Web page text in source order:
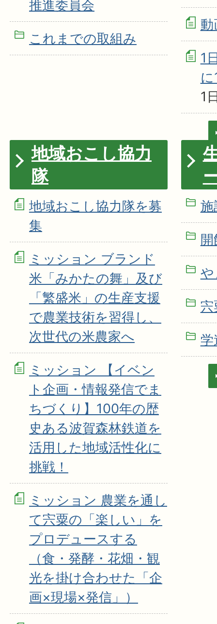
推進委員会
これまでの取組み
1
1
地域おこし協力
隊
地域おこし協力隊を募
集
ミッション ブランド
米「みかたの舞」及び
「繁盛米」の生産支援
で農業技術を習得し、
次世代の米農家へ
ミッション 【イベン
ト企画・情報発信でま
ちづくり】100年の歴
史ある波賀森林鉄道を
活用した地域活性化に
挑戦！
ミッション 農業を通し
て宍粟の「楽しい」を
プロデュースする
（食・発酵・花畑・観
光を掛け合わせた「企
画×現場×発信」）
施
や
学